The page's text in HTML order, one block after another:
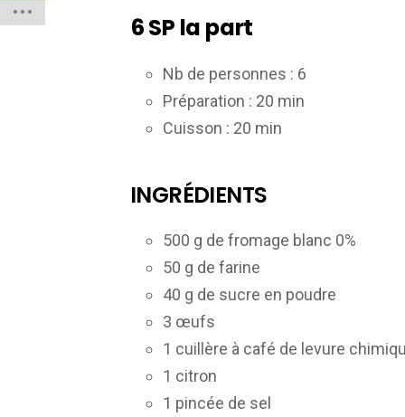
6 SP la part
Nb de personnes : 6
Préparation : 20 min
Cuisson : 20 min
INGRÉDIENTS
500 g de fromage blanc 0%
50 g de farine
40 g de sucre en poudre
3 œufs
1 cuillère à café de levure
1 citron
1 pincée de sel